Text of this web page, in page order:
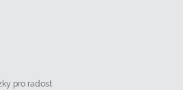
pro radost